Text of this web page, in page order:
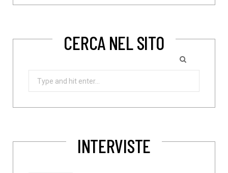
CERCA NEL SITO
INTERVISTE